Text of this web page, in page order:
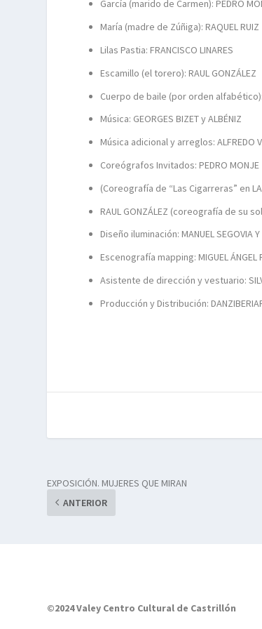
García (marido de Carmen): PEDRO
María (madre de Zúñiga): RAQUEL RUIZ
Lilas Pastia: FRANCISCO LINARES
Escamillo (el torero): RAUL GONZÁLEZ
Cuerpo de baile (por orden alfabético):
Música: GEORGES BIZET y ALBÉNIZ
Música adicional y arreglos: ALFREDO
Coreógrafos Invitados: PEDRO MONJE
(Coreografía de “Las Cigarreras” en LA
RAUL GONZÁLEZ (coreografía de su
Diseño iluminación: MANUEL SEGOVIA Y
Escenografía mapping: MIGUEL ÁNGEL
Asistente de dirección y vestuario:
Producción y Distribución:
EXPOSICIÓN. MUJERES QUE MIRAN
ANTERIOR
©2024 Valey Centro Cultural de Castrillón